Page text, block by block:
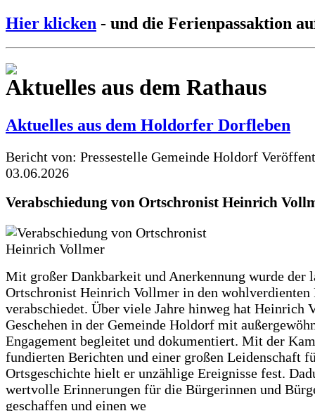
Hier klicken - und die Ferienpassaktion
Aktuelles aus dem Rathaus
Aktuelles aus dem Holdorfer Dorfleben
Bericht von: Pressestelle Gemeinde Holdorf
03.06.2026
Verabschiedung von Ortschronist Heinrich
Mit großer Dankbarkeit und Anerkennung wurde der
Ortschronist Heinrich Vollmer in den wohlverdienten
verabschiedet. Über viele Jahre hinweg hat Heinrich
Geschehen in der Gemeinde Holdorf mit
Engagement begleitet und dokumentiert. Mit der
fundierten Berichten und einer großen Leidenschaft
Ortsgeschichte hielt er unzählige Ereignisse fest.
wertvolle Erinnerungen für die Bürgerinnen und
geschaffen und einen we